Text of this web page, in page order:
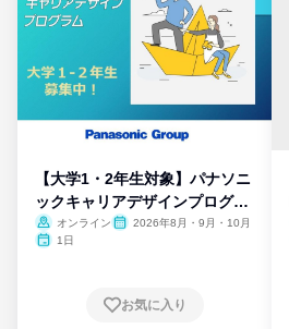
【大学1・2年生対象】パナソニ
ックキャリアデザインプログラ
ム
オンライン
2026年8月・9月・10月
1日
お気に入り